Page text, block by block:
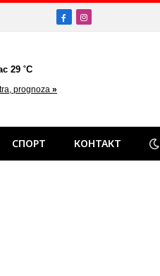
FacebookInstagram
СПОРТ КОНТАКТ